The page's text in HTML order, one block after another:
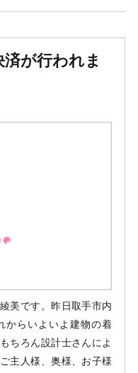
が行われま
美です。昨日取手市内
からいよいよ建物の着
ちろん設計士さんによ
主人様、奥様、お子様